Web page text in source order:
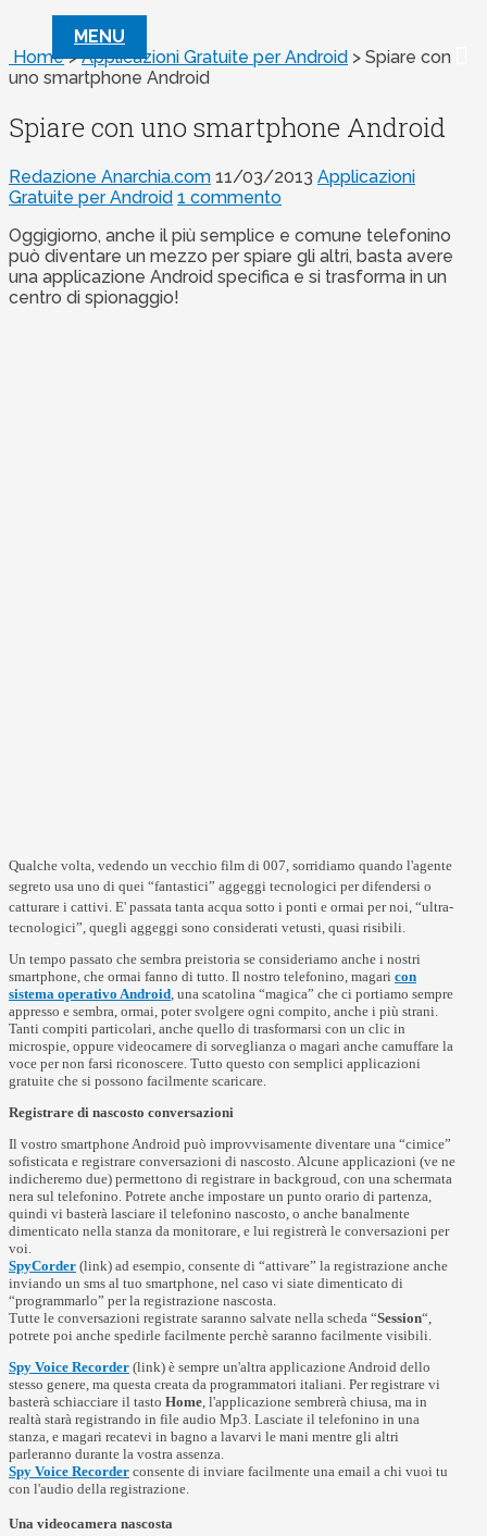
MENU
Home>Applicazioni Gratuite per Android > Spiare con
uno smartphone Android
Spiare con uno smartphone Android
Redazione Anarchia.com 11/03/2013 Applicazioni
Gratuite per Android 1 commento
Oggigiorno, anche il più semplice e comune telefonino
può diventare un mezzo per spiare gli altri, basta avere
una applicazione Android specifica e si trasforma in un
centro di spionaggio!
Qualche volta, vedendo un vecchio film di 007, sorridiamo quando l'agente
segreto usa uno di quei “fantastici” aggeggi tecnologici per difendersi o
catturare i cattivi. E' passata tanta acqua sotto i ponti e ormai per noi, “ultra-
tecnologici”, quegli aggeggi sono considerati vetusti, quasi risibili.
Un tempo passato che sembra preistoria se consideriamo anche i nostri
smartphone, che ormai fanno di tutto. Il nostro telefonino, magari con
sistema operativo Android , una scatolina “magica” che ci portiamo sempre
appresso e sembra, ormai, poter svolgere ogni compito, anche i più strani.
Tanti compiti particolari, anche quello di trasformarsi con un clic in
microspie, oppure videocamere di sorveglianza o magari anche camuffare la
voce per non farsi riconoscere. Tutto questo con semplici applicazioni
gratuite che si possono facilmente scaricare.
Registrare di nascosto conversazioni
Il vostro smartphone Android può improvvisamente diventare una “cimice”
sofisticata e registrare conversazioni di nascosto. Alcune applicazioni (ve ne
indicheremo due) permettono di registrare in backgroud, con una schermata
nera sul telefonino. Potrete anche impostare un punto orario di partenza,
quindi vi basterà lasciare il telefonino nascosto, o anche banalmente
dimenticato nella stanza da monitorare, e lui registrerà le conversazioni per
voi.
SpyCorder (link) ad esempio, consente di “attivare” la registrazione anche
inviando un sms al tuo smartphone, nel caso vi siate dimenticato di
“programmarlo” per la registrazione nascosta.
Tutte le conversazioni registrate saranno salvate nella scheda “Session“,
potrete poi anche spedirle facilmente perchè saranno facilmente visibili.
Spy Voice Recorder (link) è sempre un'altra applicazione Android dello
stesso genere, ma questa creata da programmatori italiani. Per registrare vi
basterà schiacciare il tasto Home , l'applicazione sembrerà chiusa, ma in
realtà starà registrando in file audio Mp3. Lasciate il telefonino in una
stanza, e magari recatevi in bagno a lavarvi le mani mentre gli altri
parleranno durante la vostra assenza.
Spy Voice Recorder consente di inviare facilmente una email a chi vuoi tu
con l'audio della registrazione.
Una videocamera nascosta